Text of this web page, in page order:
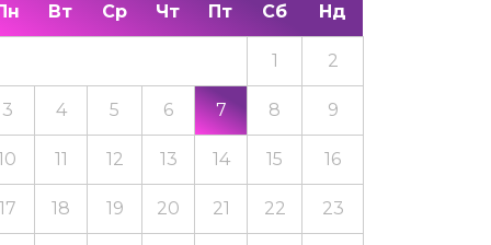
Вт Ср Чт Пт Сб Нд
1 2
3 4 5 6 7 8 9
11 12 13 14 15 16
18 19 20 21 22 23